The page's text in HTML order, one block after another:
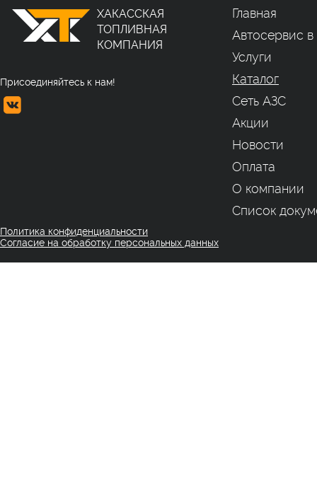
ХАКАССКАЯ
ТОПЛИВНАЯ
КОМПАНИЯ
Присоединяйтесь к нам!
Главная
Автосервис
Услуги
Каталог
Сеть АЗС
Акции
Новости
Оплата
О компании
Список
Политика конфиденциальности
Согласие на обработку персональных данных